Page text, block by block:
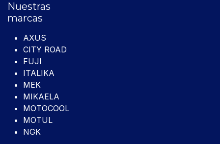
Nuestras
marcas
AXUS
CITY ROAD
FUJI
ITALIKA
MEK
MIKAELA
MOTOCOOL
MOTUL
NGK